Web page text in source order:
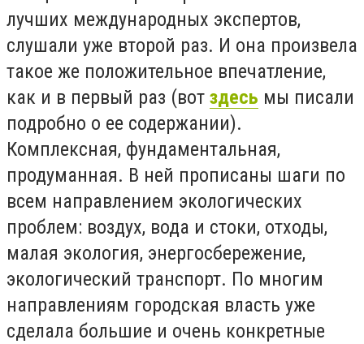
лучших международных экспертов,
слушали уже второй раз. И она произвела
такое же положительное впечатление,
как и в первый раз (вот здесь мы писали
подробно о ее содержании).
Комплексная, фундаментальная,
продуманная. В ней прописаны шаги по
всем направлением экологических
проблем: воздух, вода и стоки, отходы,
малая экология, энергосбережение,
экологический транспорт. По многим
направлениям городская власть уже
сделала большие и очень конкретные